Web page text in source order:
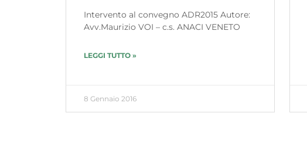
Intervento al convegno ADR2015 Autore:
Avv.Maurizio VOI – c.s. ANACI VENETO
LEGGI TUTTO »
8 Gennaio 2016